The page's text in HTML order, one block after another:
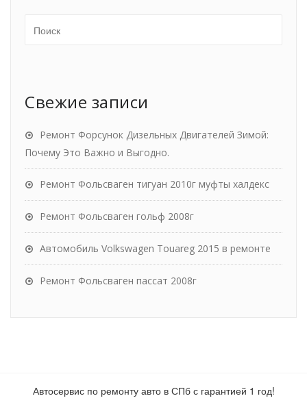
Свежие записи
Ремонт Форсунок Дизельных Двигателей Зимой:
Почему Это Важно и Выгодно.
Ремонт Фольсваген тигуан 2010г муфты халдекс
Ремонт Фольсваген гольф 2008г
Автомобиль Volkswagen Touareg 2015 в ремонте
Ремонт Фольсваген пассат 2008г
Автосервис по ремонту авто в СПб с гарантией 1 год!